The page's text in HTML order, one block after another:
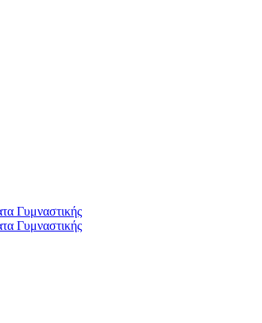
Γυμναστικής
Γυμναστικής